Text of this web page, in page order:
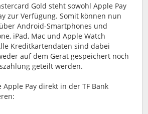
Gold steht sowohl Apple Pay
zur Verfügung. Somit können nun
Android-Smartphones und
iPad, Mac und Apple Watch
Kreditkartendaten sind dabei
auf dem Gerät gespeichert noch
geteilt werden.
Apple Pay direkt in der TF Bank